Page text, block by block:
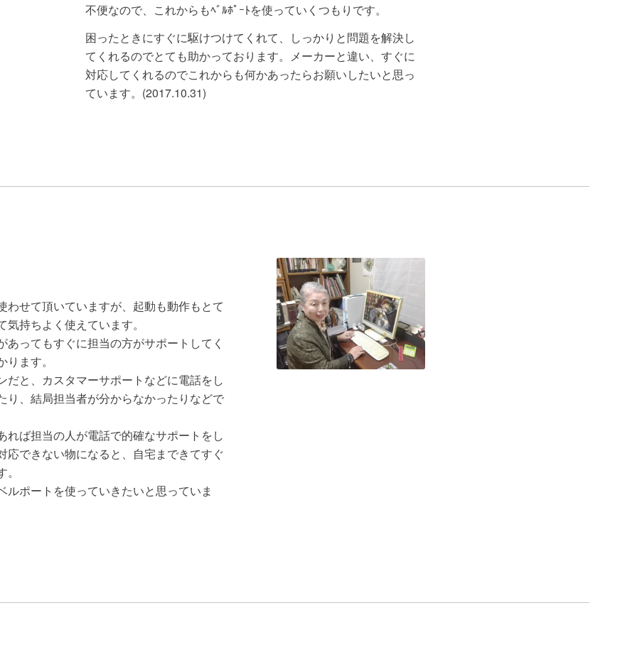
不便なので、これからもﾍﾞﾙﾎﾟｰﾄを使っていくつもりです。
困ったときにすぐに駆けつけてくれて、しっかりと問題を解決し
てくれるのでとても助かっております。メーカーと違い、すぐに
対応してくれるのでこれからも何かあったらお願いしたいと思っ
ています。(2017.10.31)
わせて頂いていますが、起動も動作もとて
持ちよく使えています。
あってもすぐに担当の方がサポートしてく
ます。
だと、カスタマーサポートなどに電話をし
り、結局担当者が分からなかったりなどで
れば担当の人が電話で的確なサポートをし
応できない物になると、自宅まできてすぐ
ルポートを使っていきたいと思っていま